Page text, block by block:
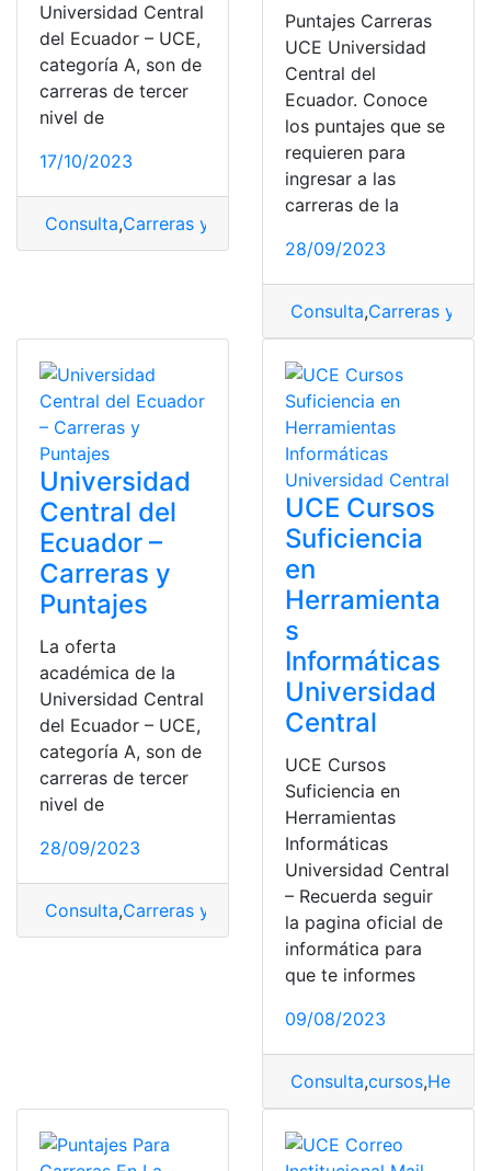
Universidad Central
del Ecuador – UCE,
categoría A, son de
carreras de tercer
nivel de
17/10/2023
Consulta,Carreras y Puntajes
Puntajes Carreras
UCE Universidad
Central del
Ecuador. Conoce
los puntajes que se
requieren para
ingresar a las
carreras de la
28/09/2023
Consulta,Carreras y
Universidad
Central del
Ecuador –
Carreras y
Puntajes
La oferta
académica de la
Universidad Central
del Ecuador – UCE,
categoría A, son de
carreras de tercer
nivel de
28/09/2023
Consulta,Carreras y Puntajes , puntajes , Universidad
UCE Cursos
Suficiencia
en
Herramienta
s
Informáticas
Universidad
Central
UCE Cursos
Suficiencia en
Herramientas
Informáticas
Universidad Central
– Recuerda seguir
la pagina oficial de
informática para
que te informes
09/08/2023
Consulta,cursos,